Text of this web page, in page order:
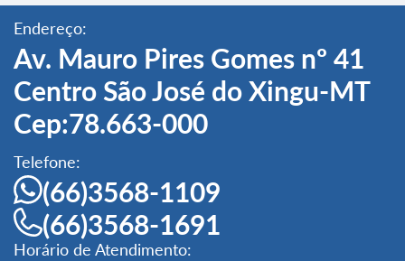
Endereço:
Av. Mauro Pires Gomes nº 41
Centro São José do Xingu-MT
Cep:78.663-000
Telefone:
(66)3568-1109
(66)3568-1691
Horário de Atendimento: